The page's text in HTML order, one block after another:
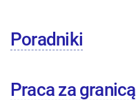
Poradniki
Praca za granicą